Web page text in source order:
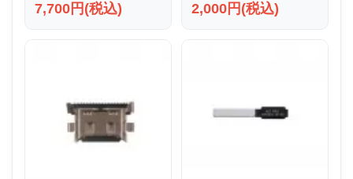
7,700円(税込) 2,000円(税込)